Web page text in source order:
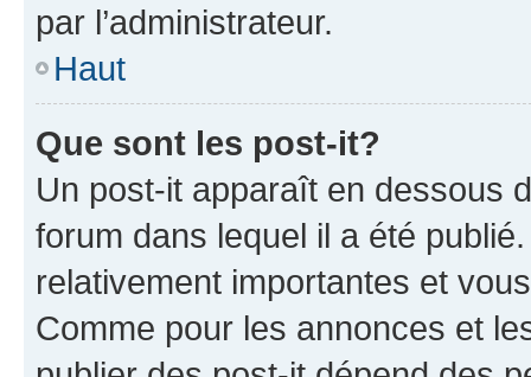
par l’administrateur.
Haut
Que sont les post-it?
Un post-it apparaît en dessous
forum dans lequel il a été
relativement importantes et
Comme pour les annonces et